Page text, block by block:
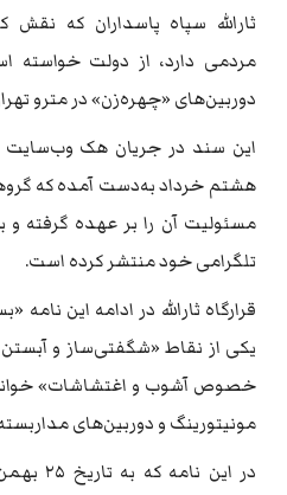
ثارالله سپاه پاسداران که
مردمی دارد، از دولت
دوربین‌های «چهره‌زن» در مترو
این سند در جریان هک وب‌سایت
هشتم خرداد به‌دست آمده که
مسئولیت آن را بر عهده گرفته و
تلگرامی خود منتشر کرده است.
قرارگاه ثارالله در ادامه این نامه
یکی از نقاط «شگفتی‌ساز و
خصوص آشوب و اغتشاشات»
مونیتورینگ و دوربین‌های
در این